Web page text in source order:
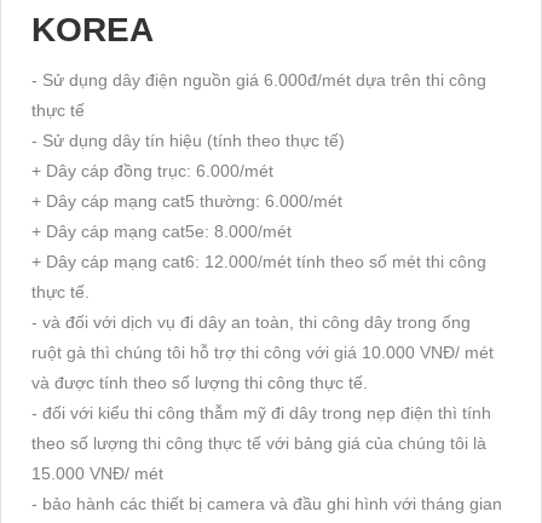
KOREA
- Sử dụng dây điện nguồn giá 6.000đ/mét dựa trên thi công
thực tế
- Sử dụng dây tín hiệu (tính theo thực tế)
+ Dây cáp đồng trục: 6.000/mét
+ Dây cáp mạng cat5 thường: 6.000/mét
+ Dây cáp mạng cat5e: 8.000/mét
+ Dây cáp mạng cat6: 12.000/mét tính theo số mét thi công
thực tế.
- và đối với dịch vụ đi dây an toàn, thi công dây trong ống
ruột gà thì chúng tôi hỗ trợ thi công với giá 10.000 VNĐ/ mét
và được tính theo số lượng thi công thực tế.
- đối với kiểu thi công thẫm mỹ đi dây trong nẹp điện thì tính
theo số lượng thi công thực tế với bảng giá của chúng tôi là
15.000 VNĐ/ mét
- bảo hành các thiết bị camera và đầu ghi hình với tháng gian